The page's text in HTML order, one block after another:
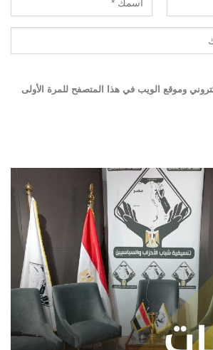
وموقع الويب في هذا المتصفح للمرة الأولى